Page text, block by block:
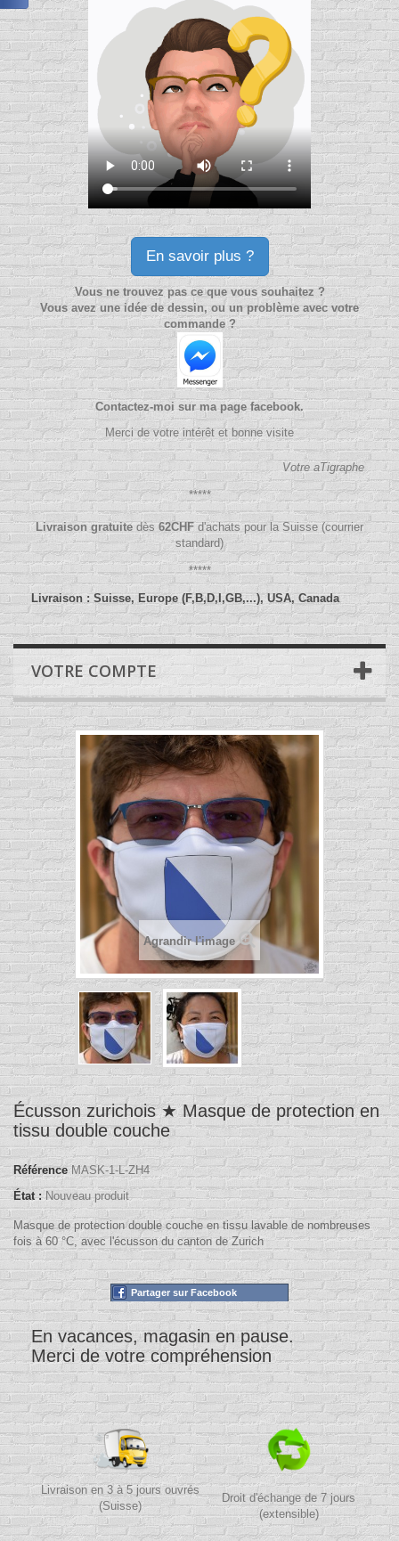
En savoir plus ?
Vous ne trouvez pas ce que vous souhaitez ?
Vous avez une idée de dessin, ou un problème avec votre
commande ?
Contactez-moi sur ma page facebook.
Merci de votre intérêt et bonne visite
Votre aTigraphe
*****
Livraison gratuite dès 62CHFd'achats pour la Suisse (courrier
standard)
*****
Livraison : Suisse, Europe (F,B,D,I,GB,...), USA, Canada
VOTRE COMPTE
Agrandir l'image
Écusson zurichois ★ Masque de protection en
tissu double couche
Référence MASK-1-L-ZH4
État : Nouveau produit
Masque de protection double couche en tissu lavable de nombreuses
fois à 60 °C, avec l'écusson du canton de Zurich
Partager sur Facebook
En vacances, magasin en pause.
Merci de votre compréhension
Livraison en 3 à 5 jours ouvrés
(Suisse)
Droit d'échange de 7 jours
(extensible)